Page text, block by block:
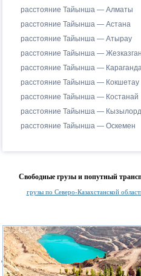
расстояние Тайынша — Алматы
расстояние Тайынша — Астана
расстояние Тайынша — Атырау
расстояние Тайынша — Жезказган
расстояние Тайынша —
расстояние Тайынша — Кокшетау
расстояние Тайынша — Костанай
расстояние Тайынша —
расстояние Тайынша — Оскемен
Свободные грузы и попутный
грузы по Северо-Казахстанской